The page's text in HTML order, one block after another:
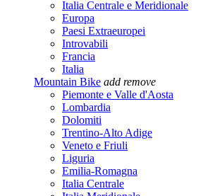
Italia Centrale e Meridionale
Europa
Paesi Extraeuropei
Introvabili
Francia
Italia
Mountain Bike add remove
Piemonte e Valle d'Aosta
Lombardia
Dolomiti
Trentino-Alto Adige
Veneto e Friuli
Liguria
Emilia-Romagna
Italia Centrale